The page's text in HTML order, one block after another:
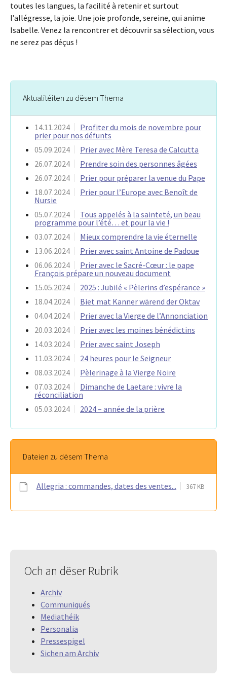
toutes les langues, la facilité à retenir et surtout
l’allégresse, la joie. Une joie profonde, sereine, qui anime
Isabelle. Venez la rencontrer et découvrir sa sélection, vous
ne serez pas déçus !
Aktualitéiten zu dësem Thema
14.11.2024
Profiter du mois de novembre pour
prier pour nos défunts
05.09.2024
Prier avec Mère Teresa de Calcutta
26.07.2024
Prendre soin des personnes âgées
26.07.2024
Prier pour préparer la venue du Pape
18.07.2024
Prier pour l’Europe avec Benoît de
Nursie
05.07.2024
Tous appelés à la sainteté, un beau
programme pour l’été… et pour la vie !
03.07.2024
Mieux comprendre la vie éternelle
13.06.2024
Prier avec saint Antoine de Padoue
06.06.2024
Prier avec le Sacré-Cœur : le pape
François prépare un nouveau document
15.05.2024
2025 : Jubilé « Pèlerins d’espérance »
18.04.2024
Biet mat Kanner wärend der Oktav
04.04.2024
Prier avec la Vierge de l’Annonciation
20.03.2024
Prier avec les moines bénédictins
14.03.2024
Prier avec saint Joseph
11.03.2024
24 heures pour le Seigneur
08.03.2024
Pèlerinage à la Vierge Noire
07.03.2024
Dimanche de Laetare : vivre la
réconciliation
05.03.2024
2024 – année de la prière
Dateien zu dësem Thema
Allegria : commandes, dates des ventes... 367 KB
Och an dëser Rubrik
Archiv
Communiqués
Mediathéik
Personalia
Pressespigel
Sichen am Archiv